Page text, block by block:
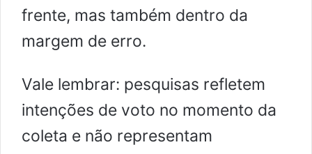
frente, mas também dentro da
margem de erro.
Vale lembrar: pesquisas refletem
intenções de voto no momento da
coleta e não representam